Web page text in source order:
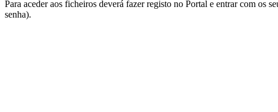
Para aceder aos ficheiros deverá fazer registo no Portal e entrar com os
senha).